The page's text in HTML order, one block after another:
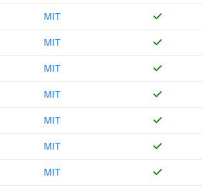
MIT
MIT
MIT
MIT
MIT
MIT
MIT